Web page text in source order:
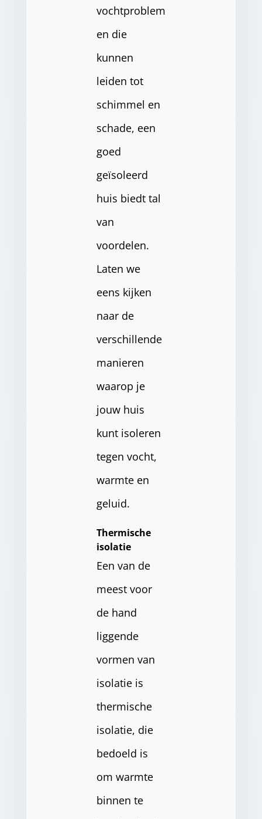
vochtproblem
en die
kunnen
leiden tot
schimmel en
schade, een
goed
geïsoleerd
huis biedt tal
van
voordelen.
Laten we
eens kijken
naar de
verschillende
manieren
waarop je
jouw huis
kunt isoleren
tegen vocht,
warmte en
geluid.
Thermische
isolatie
Een van de
meest voor
de hand
liggende
vormen van
isolatie is
thermische
isolatie, die
bedoeld is
om warmte
binnen te